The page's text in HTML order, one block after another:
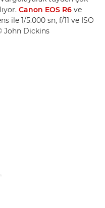
Canon EOS R6 ve
ile 1/5.000 sn, f/11 ve ISO
John Dickins